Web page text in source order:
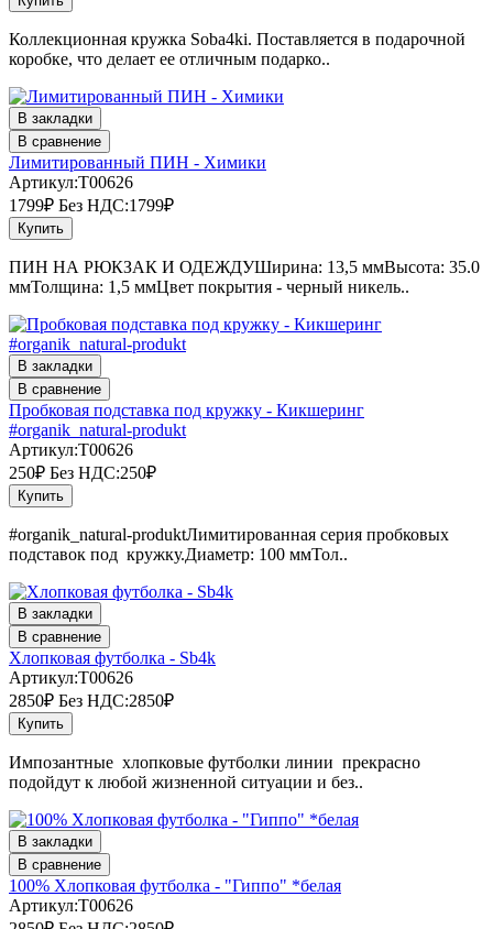
Коллекционная кружка Soba4ki. Поставляется в подарочной
коробке, что делает ее отличным подарко..
В закладки
В сравнение
Лимитированный ПИН - Химики
Артикул:T00626
1799₽ Без НДС:1799₽
Купить
ПИН НА РЮКЗАК И ОДЕЖДУШирина: 13,5 ммВысота: 35.0
ммТолщина: 1,5 ммЦвет покрытия - черный никель..
В закладки
В сравнение
Пробковая подставка под кружку - Кикшеринг
#organik_natural-produkt
Артикул:T00626
250₽ Без НДС:250₽
Купить
#organik_natural-produktЛимитированная серия пробковых
подставок под кружку.Диаметр: 100 ммТол..
В закладки
В сравнение
Хлопковая футболка - Sb4k
Артикул:T00626
2850₽ Без НДС:2850₽
Купить
Импозантные хлопковые футболки линии прекрасно
подойдут к любой жизненной ситуации и без..
В закладки
В сравнение
100% Хлопковая футболка - "Гиппо" *белая
Артикул:T00626